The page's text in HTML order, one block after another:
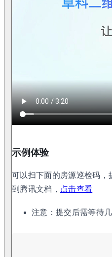
示例体验
可以扫下面的房源巡检码
到腾讯文档， 点击查看
注意：提交后需等待